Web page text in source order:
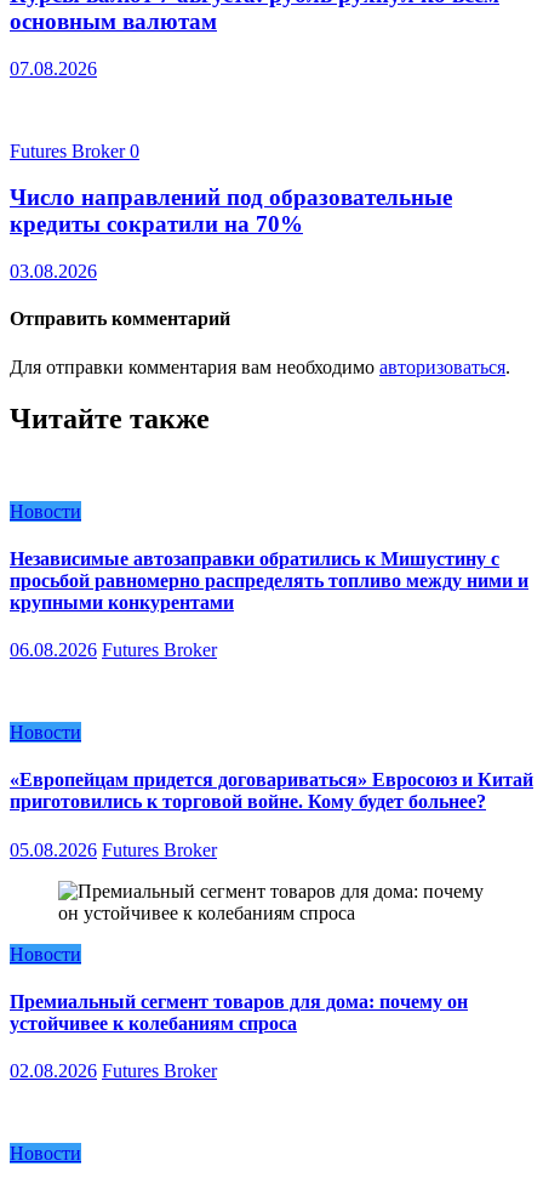
основным валютам
07.08.2026
Futures Broker0
Число направлений под образовательные
кредиты сократили на 70%
03.08.2026
Отправить комментарий
Для отправки комментария вам необходимо авторизоваться.
Читайте также
Новости
Независимые автозаправки обратились к Мишустину с
просьбой равномерно распределять топливо между ними и
крупными конкурентами
06.08.2026 Futures Broker
Новости
«Европейцам придется договариваться» Евросоюз и Китай
приготовились к торговой войне. Кому будет больнее?
05.08.2026 Futures Broker
Новости
Премиальный сегмент товаров для дома: почему он
устойчивее к колебаниям спроса
02.08.2026 Futures Broker
Новости